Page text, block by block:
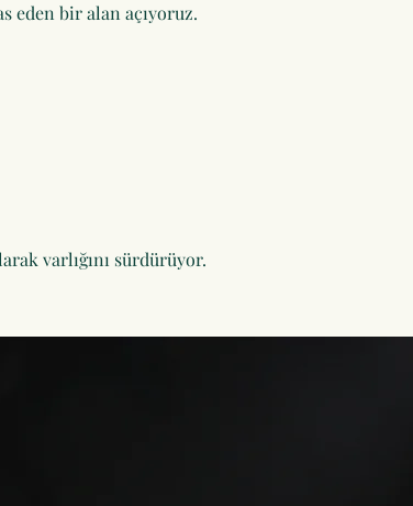
eden bir alan açıyoruz.
varlığını sürdürüyor.